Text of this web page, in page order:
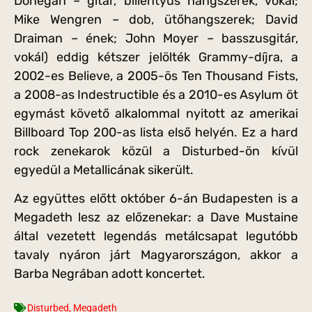
Mike Wengren – dob, ütőhangszerek; David
Draiman – ének; John Moyer – basszusgitár,
vokál) eddig kétszer jelölték Grammy-díjra, a
2002-es Believe, a 2005-ös Ten Thousand Fists,
a 2008-as Indestructible és a 2010-es Asylum öt
egymást követő alkalommal nyitott az amerikai
Billboard Top 200-as lista első helyén. Ez a hard
rock zenekarok közül a Disturbed-ön kívül
egyedül a Metallicának sikerült.
Az együttes előtt október 6-án Budapesten is a
Megadeth lesz az előzenekar: a Dave Mustaine
által vezetett legendás metálcsapat legutóbb
tavaly nyáron járt Magyarországon, akkor a
Barba Negrában adott koncertet.
Disturbed, Megadeth